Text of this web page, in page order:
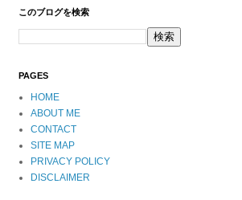
このブログを検索
PAGES
HOME
ABOUT ME
CONTACT
SITE MAP
PRIVACY POLICY
DISCLAIMER